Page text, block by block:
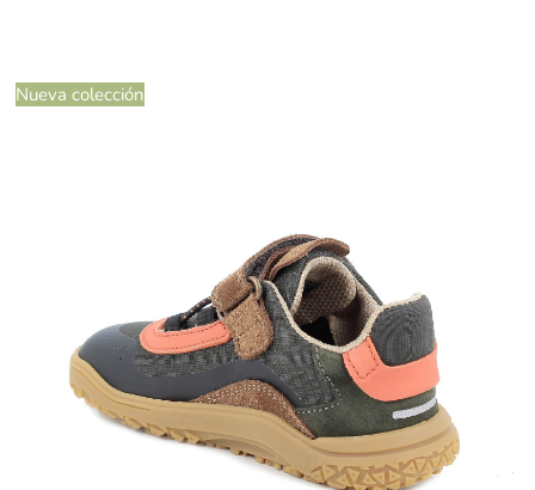
Nueva colección